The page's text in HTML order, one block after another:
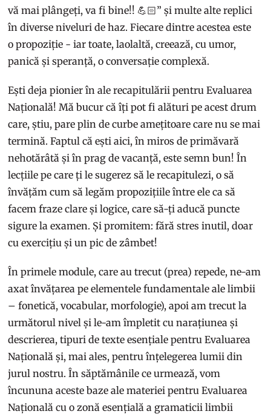
vă mai plângeți, va fi bine!! 💪🏻” și multe alte replici
în diverse niveluri de haz. Fiecare dintre acestea este
o propoziție - iar toate, laolaltă, creează, cu umor,
panică și speranță, o conversație complexă.
Ești deja pionier în ale recapitulării pentru Evaluarea
Națională! Mă bucur că îți pot fi alături pe acest drum
care, știu, pare plin de curbe amețitoare care nu se mai
termină. Faptul că ești aici, în miros de primăvară
nehotărâtă și în prag de vacanță, este semn bun! În
lecțiile pe care ți le sugerez să le recapitulezi, o să
învățăm cum să legăm propozițiile între ele ca să
facem fraze clare și logice, care să-ți aducă puncte
sigure la examen. Și promitem: fără stres inutil, doar
cu exercițiu și un pic de zâmbet!
În primele module, care au trecut (prea) repede, ne-am
axat învățarea pe elementele fundamentale ale limbii
– fonetică, vocabular, morfologie), apoi am trecut la
următorul nivel și le-am împletit cu narațiunea și
descrierea, tipuri de texte esențiale pentru Evaluarea
Națională și, mai ales, pentru înțelegerea lumii din
jurul nostru. În săptămânile ce urmează, vom
încununa aceste baze ale materiei pentru Evaluarea
Națională cu o zonă esențială a gramaticii limbii